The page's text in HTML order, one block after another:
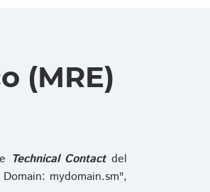
(MRE)
Technical Contactdel
mydomain.sm",